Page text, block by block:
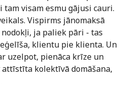
tam visam esmu gājusi cauri.
Vispirms jānomaksā
ja paliek pāri - tas
klientu pie klienta. Un
uzelpot, pienāca krīze un
kolektīvā domāšana,